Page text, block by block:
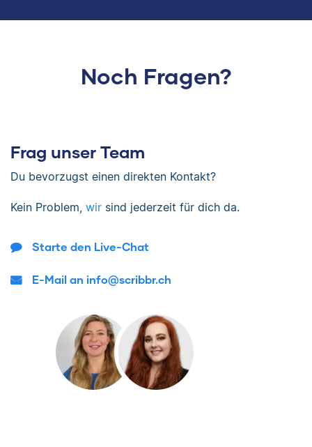
Noch Fragen?
Frag unser Team
Du bevorzugst einen direkten Kontakt?
Kein Problem, wir sind jederzeit für dich da.
Starte den Live-Chat
E-Mail an info@scribbr.ch